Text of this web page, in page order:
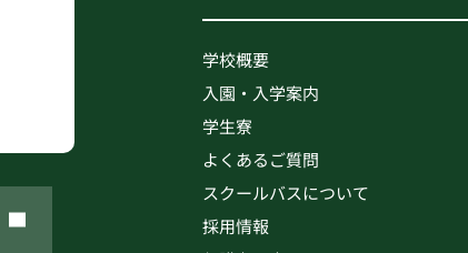
学校概要
入園・入学案内
学生寮
よくあるご質問
スクールバスについて
採用情報